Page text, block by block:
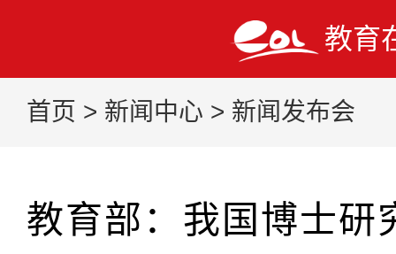
教育
首页 > 新闻中心 > 新闻发布会
教育部：我国博士研